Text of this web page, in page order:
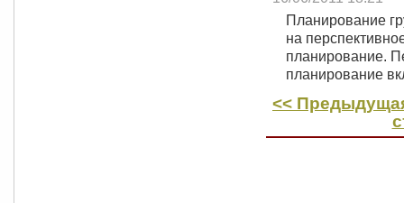
Планирование
на
планирование.
планирование
<<